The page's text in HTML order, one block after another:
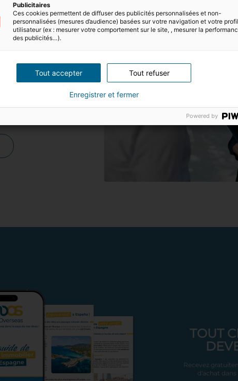
conseiller*
de l'achat
vous !
TOUT
Recevez
d'achat dans
Publicitaires
Ces cookies permettent de diffuser des publicités personnalisées et non-
personnalisées (mesures d’audience) basées sur votre navigation et votre profil
utilisateur (ex : mesurer votre comportement sur le site, , mesurer la
des publicités…).
Tout accepter Tout refuser
Enregistrer et fermer
Powered by